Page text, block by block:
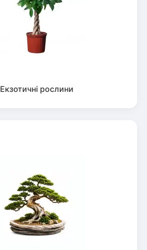
Екзотичні рослини